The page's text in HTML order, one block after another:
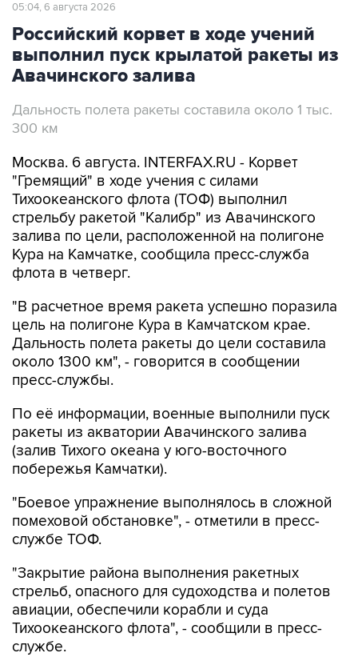
05:04, 6 августа 2026
Российский корвет в ходе учений
выполнил пуск крылатой ракеты из
Авачинского залива
Дальность полета ракеты составила около 1 тыс.
300 км
Москва. 6 августа. INTERFAX.RU - Корвет
"Гремящий" в ходе учения с силами
Тихоокеанского флота (ТОФ) выполнил
стрельбу ракетой "Калибр" из Авачинского
залива по цели, расположенной на полигоне
Кура на Камчатке, сообщила пресс-служба
флота в четверг.
"В расчетное время ракета успешно поразила
цель на полигоне Кура в Камчатском крае.
Дальность полета ракеты до цели составила
около 1300 км", - говорится в сообщении
пресс-службы.
По её информации, военные выполнили пуск
ракеты из акватории Авачинского залива
(залив Тихого океана у юго-восточного
побережья Камчатки).
"Боевое упражнение выполнялось в сложной
помеховой обстановке", - отметили в пресс-
службе ТОФ.
"Закрытие района выполнения ракетных
стрельб, опасного для судоходства и полетов
авиации, обеспечили корабли и суда
Тихоокеанского флота", - сообщили в пресс-
службе.